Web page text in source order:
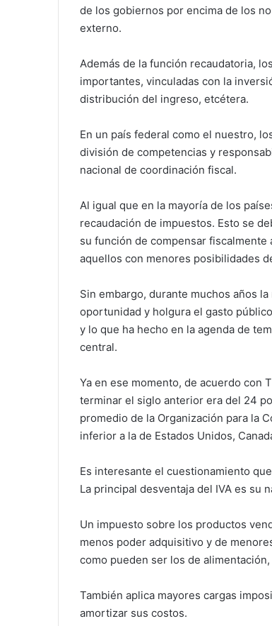
de los gobiernos por encima de los
externo.
Además de la función recaudatoria,
importantes, vinculadas con la
distribución del ingreso, etcétera.
En un país federal como el nuestro,
división de competencias y
nacional de coordinación fiscal.
Al igual que en la mayoría de los
recaudación de impuestos. Esto se
su función de compensar
aquellos con menores posibilidades
Sin embargo, durante muchos años
oportunidad y holgura el gasto
y lo que ha hecho en la agenda de
central.
Ya en ese momento, de acuerdo con
terminar el siglo anterior era del 24
promedio de la Organización para la
inferior a la de Estados Unidos,
Es interesante el cuestionamiento
La principal desventaja del IVA es su
Un impuesto sobre los productos
menos poder adquisitivo y de
como pueden ser los de
También aplica mayores cargas
amortizar sus costos.